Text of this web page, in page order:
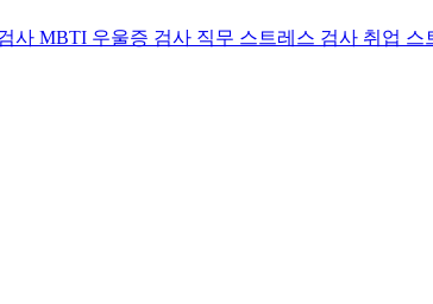
사 MBTI 우울증 검사 직무 스트레스 검사 취업 스